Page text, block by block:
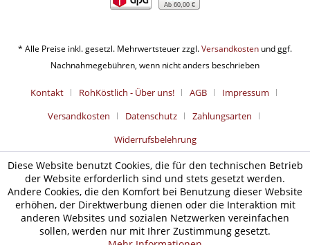
Ab 60,00 €
* Alle Preise inkl. gesetzl. Mehrwertsteuer zzgl.Versandkosten und ggf.
Nachnahmegebühren, wenn nicht anders beschrieben
Kontakt RohKöstlich - Über uns! AGB
Impressum
Versandkosten
Datenschutz
Zahlungsarten
Widerrufsbelehrung
Diese Website benutzt Cookies, die für den technischen Betrieb
der Website erforderlich sind und stets gesetzt werden.
Andere Cookies, die den Komfort bei Benutzung dieser Website
erhöhen, der Direktwerbung dienen oder die Interaktion mit
anderen Websites und sozialen Netzwerken vereinfachen
sollen, werden nur mit Ihrer Zustimmung gesetzt.